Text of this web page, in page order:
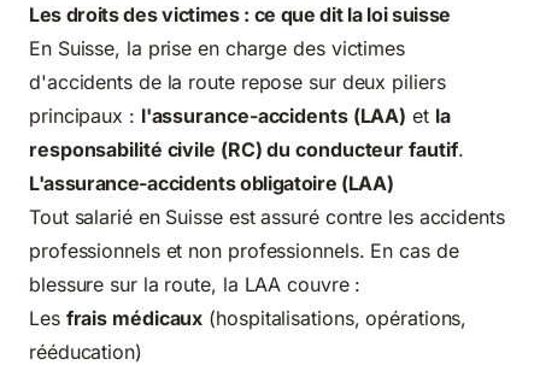
Les droits des victimes : ce que dit la loi suisse
En Suisse, la prise en charge des victimes
d'accidents de la route repose sur deux piliers
principaux : l'assurance-accidents (LAA) et la
responsabilité civile (RC) du conducteur fautif.
L'assurance-accidents obligatoire (LAA)
Tout salarié en Suisseest assuré contre les accidents
professionnels et non professionnels. En cas de
blessure sur la route, la LAA couvre :
Les frais médicaux (hospitalisations, opérations,
rééducation)